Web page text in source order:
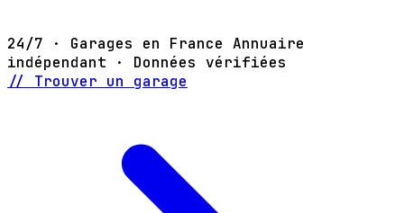
24/7 · Garages en France Annuaire
indépendant · Données vérifiées
// Trouver un garage